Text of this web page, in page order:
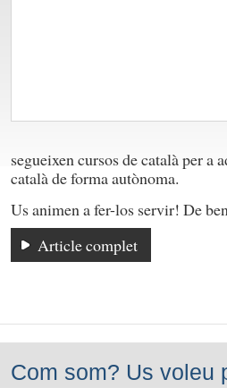
segueixen cursos de català per a
català de forma autònoma.
Us animen a fer-los servir! De
Article complet
Com som? Us voleu